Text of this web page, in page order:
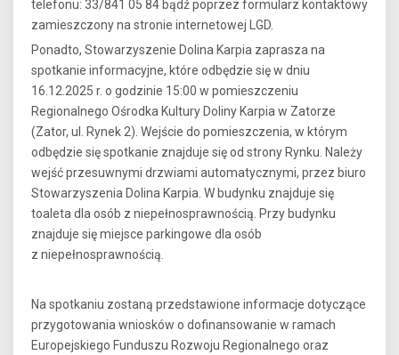
telefonu: 33/841 05 84 bądź poprzez formularz kontaktowy
zamieszczony na stronie internetowej LGD.
Ponadto, Stowarzyszenie Dolina Karpia zaprasza na
spotkanie informacyjne, które odbędzie się w dniu
16.12.2025 r. o godzinie 15:00 w pomieszczeniu
Regionalnego Ośrodka Kultury Doliny Karpia w Zatorze
(Zator, ul. Rynek 2). Wejście do pomieszczenia, w którym
odbędzie się spotkanie znajduje się od strony Rynku. Należy
wejść przesuwnymi drzwiami automatycznymi, przez biuro
Stowarzyszenia Dolina Karpia. W budynku znajduje się
toaleta dla osób z niepełnosprawnością. Przy budynku
znajduje się miejsce parkingowe dla osób
z niepełnosprawnością.
Na spotkaniu zostaną przedstawione informacje dotyczące
przygotowania wniosków o dofinansowanie w ramach
Europejskiego Funduszu Rozwoju Regionalnego oraz